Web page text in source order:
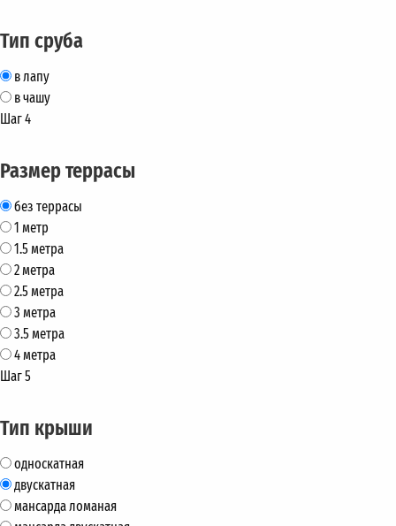
Тип сруба
в лапу
в чашу
Шаг 4
Размер террасы
без террасы
1 метр
1.5 метра
2 метра
2.5 метра
3 метра
3.5 метра
4 метра
Шаг 5
Тип крыши
односкатная
двускатная
мансарда ломаная